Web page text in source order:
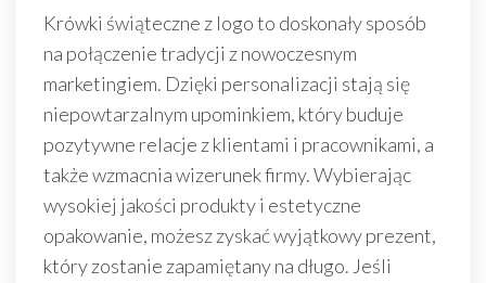
Krówki świąteczne z logo to doskonały sposób
na połączenie tradycji z nowoczesnym
marketingiem. Dzięki personalizacji stają się
niepowtarzalnym upominkiem, który buduje
pozytywne relacje z klientami i pracownikami, a
także wzmacnia wizerunek firmy. Wybierając
wysokiej jakości produkty i estetyczne
opakowanie, możesz zyskać wyjątkowy prezent,
który zostanie zapamiętany na długo. Jeśli